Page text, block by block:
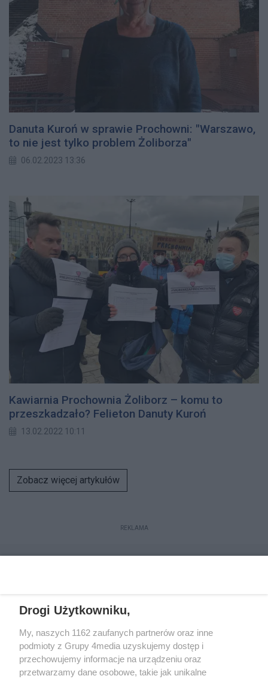
Danuta Kuroń w sprawie Prochowni: "Warszawo,
to nie jest tylko problem Żoliborza"
06.02.2023 13:36
Kawiarnia Prochownia Żoliborz – komu to
przeszkadzało? Felieton Danuty Kuroń
13.02.2022 10:11
Zobacz więcej artykułów
REKLAMA
Reklama Kontakt Regulamin Dystrybucja
Drogi Użytkowniku,
My, naszych 1162 zaufanych partnerów oraz inne
podmioty z Grupy 4media uzyskujemy dostęp i
przechowujemy informacje na urządzeniu oraz
przetwarzamy dane osobowe, takie jak unikalne